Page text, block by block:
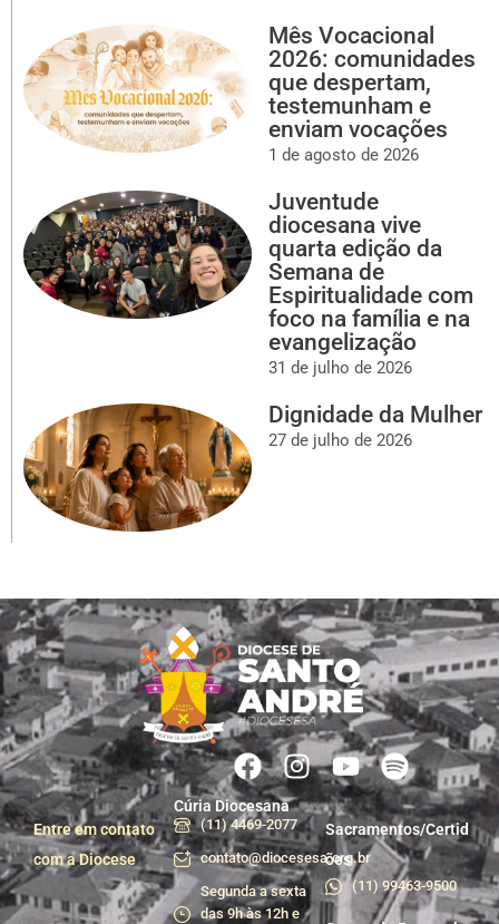
Mês Vocacional
2026: comunidades
que despertam,
testemunham e
enviam vocações
1 de agosto de 2026
Juventude
diocesana vive
quarta edição da
Semana de
Espiritualidade com
foco na família e na
evangelização
31 de julho de 2026
Dignidade da Mulher
27 de julho de 2026
Entre em contato
com a Diocese
Cúria Diocesana
(11) 4469-2077
contato@diocesesa.org.br
Segunda a sexta
das 9h às 12h e
Sacramentos/Certid
ões
(11) 99463-9500